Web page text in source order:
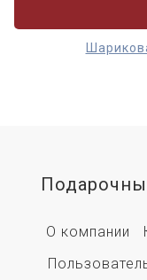
О компании